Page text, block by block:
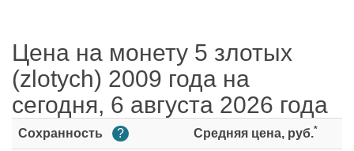
Цена на монету 5 злотых
(zlotych) 2009 года на
сегодня, 6 августа 2026 года
Сохранность ? Средняя цена, руб.*